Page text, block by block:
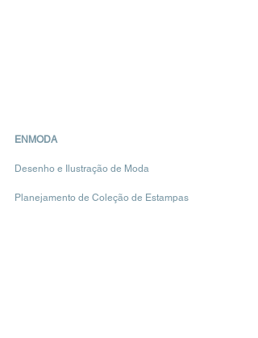
ENMODA
Desenho e Ilustração de Moda
Planejamento de Coleção de Estampas